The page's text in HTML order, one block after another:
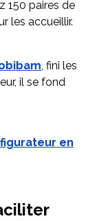
150 paires de
les accueillir.
, fini les
il se fond
en